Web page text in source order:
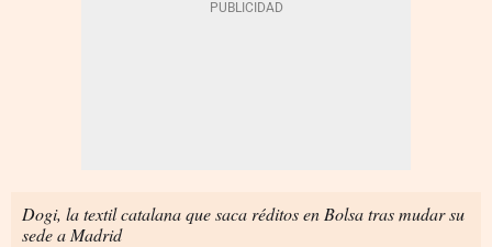
Dogi, la textil catalana que saca réditos en Bolsa tras mudar su
sede a Madrid